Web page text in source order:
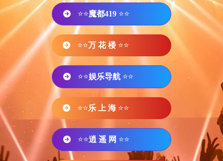
⭐⭐魔都419 ⭐⭐
⭐⭐万 花 楼 ⭐⭐
⭐⭐娱乐导航 ⭐⭐
⭐⭐乐 上 海 ⭐⭐
⭐⭐逍 遥 网 ⭐⭐